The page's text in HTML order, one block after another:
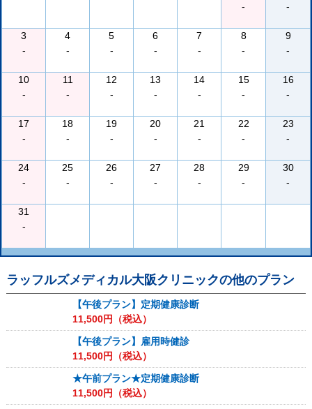
-
-
3
-
4
-
5
-
6
-
7
-
8
-
9
-
10
-
11
-
12
-
13
-
14
-
15
-
16
-
17
-
18
-
19
-
20
-
21
-
22
-
23
-
24
-
25
-
26
-
27
-
28
-
29
-
30
-
31
-
ラッフルズメディカル大阪クリニックの他のプラン
【午後プラン】定期健康診断
11,500円（税込）
【午後プラン】雇用時健診
11,500円（税込）
★午前プラン★定期健康診断
11,500円（税込）